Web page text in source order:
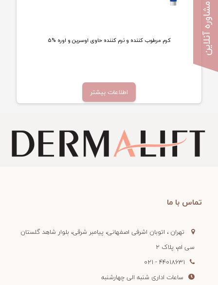
مشاوره آنلاین کرم مرطوب کننده و نرم کننده حاوی اوسرین و اوره %5
اطلاعات بیشتر
تماس با ما
تهران ، اتوبان اشرفی اصفهانی، پیامبر شرقی، بلوار شاهد گلستان
سی ام، پلاک 2
44018631 - 021
ساعات اداری شنبه الی چهارشنبه